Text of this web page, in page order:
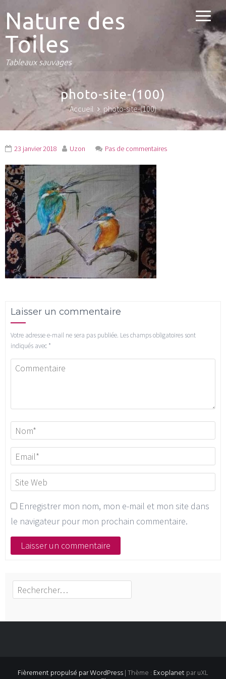
Nature des
Toiles
Tableaux sauvages
photo-site-(100)
Accueil photo-site-(100)
23 janvier 2018 Uzon Pas de commentaires
Laisser un commentaire
Votre adresse e-mail ne sera pas publiée. Les champs obligatoires sont
indiqués avec *
Enregistrer mon nom, mon e-mail et mon site dans
le navigateur pour mon prochain commentaire.
Rechercher :
Fièrement propulsé par WordPress|Thème : Exoplanet par uXL